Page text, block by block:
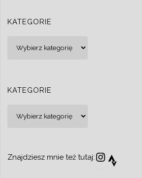
KATEGORIE
KATEGORIE
Znajdziesz mnie też tutaj:Instagram
Strava